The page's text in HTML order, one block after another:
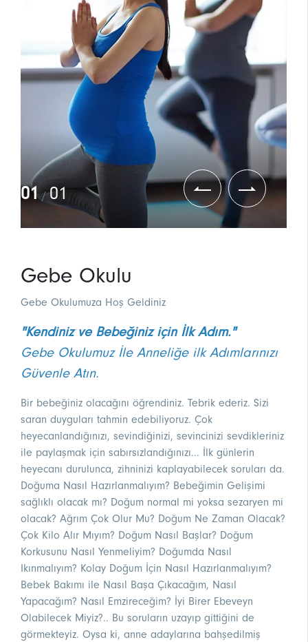
01/01
Gebe Okulu
Gebe Okulumuza Hoş Geldiniz
"Kendiniz ve Bebeğiniz için İlk Adım."
Gebe Okulumuz İle Anneliğe ilk Adımlarınızı
Güvenle Atın.
Bir bebeğiniz olacağını öğrendiniz. Tebrik ederiz. Sizi
saran duyguları tahmin edebiliyoruz. Çok
heyecanlandığınızı, sevindiğinizi, sevincinizi sevdikleriniz
ile paylaşmak için sabırsızlandığınızı... İlk günlerin
heyecanı durulunca, zihninizi kaplayabilecek soruları da.
Doğuma Nasıl Hazırlanmalıyım? Bebeğimin Gelişimi
sağlıklı olacak mı? Doğum normal mi yoksa sezaryen mi
olacak? Ağrım Çok Olur Mu? Doğum Ne Zaman Olacak?
Çok Kilo Alır Mıyım? Doğum Nasıl Başlar? Doğum
Korkusunu Nasıl Yenmeliyim? Doğumda Nasıl
Ikınmalıyım? Kolay Doğum İçin Nasıl Hazırlanmalıyım?
Bebek Bakımı ile Nasıl Başa Çıkacağım, Nasıl
Yapacağım? Nasıl Emzireceğim? İyi Birer Ebeveyn
Olabilecek Miyiz?.. Bu soruların uzayıp gittiğini de
görmekteyiz. Oysa ki, anne adaylarına bahşedilmiş